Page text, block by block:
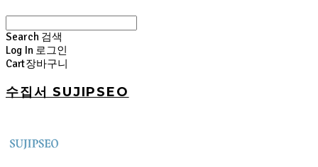
Search 검색
Log In 로그인
Cart장바구니
수집서 SUJIPSEO